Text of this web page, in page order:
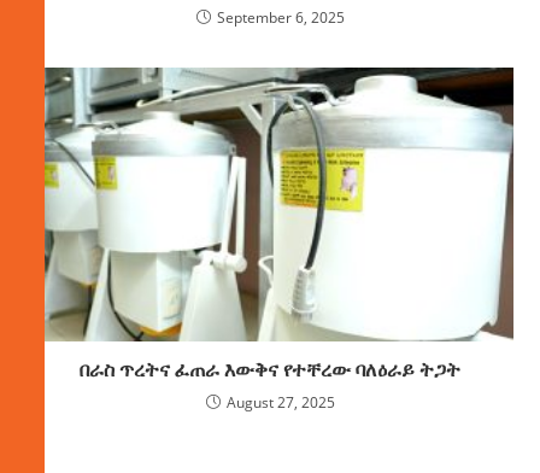
September 6, 2025
በራስ ጥረትና ፈጠራ እውቅና የተቸረው ባለዕራይ ትጋት
August 27, 2025